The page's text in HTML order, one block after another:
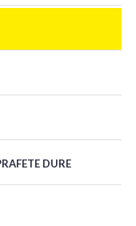
DURE